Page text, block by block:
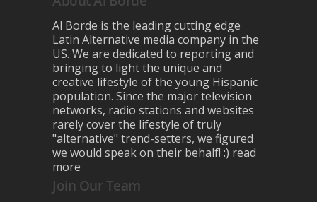
Al Borde is the leading cutting edge
Latin Alternative media company in the
US. We are dedicated to reporting and
bringing to light the unique and
creative lifestyle of the young Hispanic
population. Since the major television
networks, radio stations and websites
rarely cover the lifestyle of truly
"alternative" trend-setters, we figured
we would speak on their behalf! :) read
more
Join Our Team